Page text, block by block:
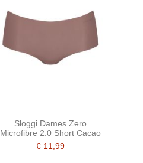
Sloggi Dames Zero
Microfibre 2.0 Short Cacao
€ 11,99